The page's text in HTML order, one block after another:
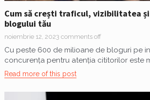
Cum să crești traficul, vizibilitatea
blogului tău
noiembrie 12, 2023 comments off
Cu peste 600 de milioane de bloguri pe
concurența pentru atenția cititorilor este
Read more of this post